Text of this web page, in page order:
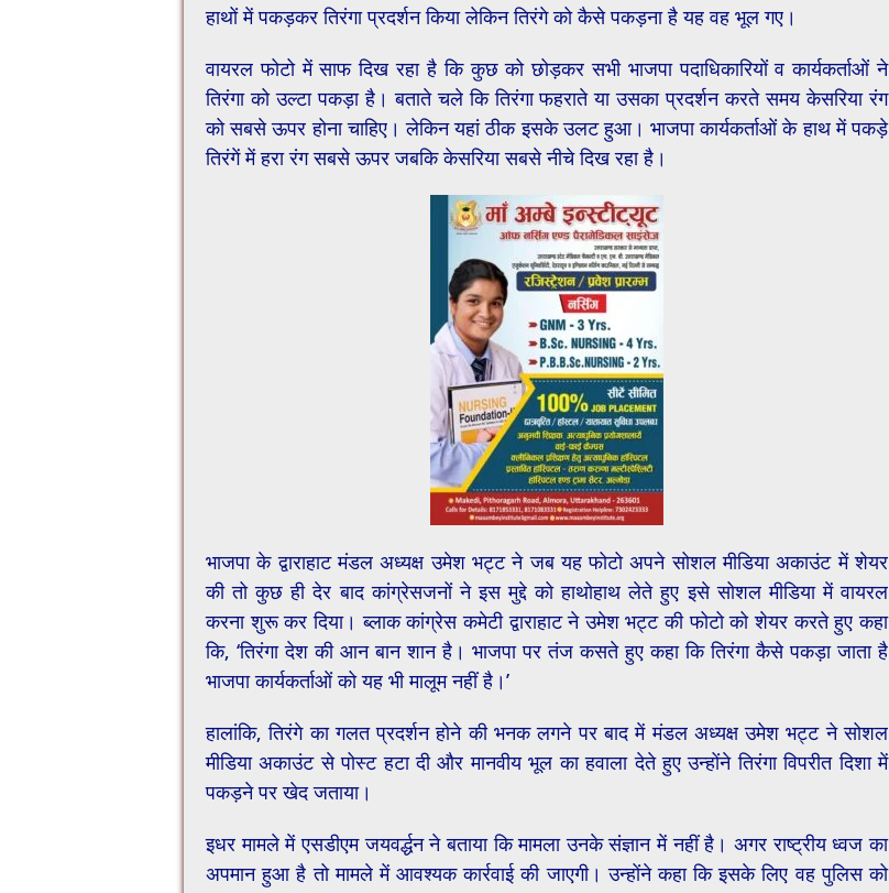
हाथों में पकड़कर तिरंगा प्रदर्शन किया लेकिन तिरंगे को कैसे पकड़ना है यह वह भूल गए।
वायरल फोटो में साफ दिख रहा है कि कुछ को छोड़कर सभी भाजपा पदाधिकारियों व कार्यकर्ताओं ने
तिरंगा को उल्टा पकड़ा है। बताते चले कि तिरंगा फहराते या उसका प्रदर्शन करते समय केसरिया रंग
को सबसे ऊपर होना चाहिए। लेकिन यहां ठीक इसके उलट हुआ। भाजपा कार्यकर्ताओं के हाथ में पकड़े
तिरंगें में हरा रंग सबसे ऊपर जबकि केसरिया सबसे नीचे दिख रहा है।
भाजपा के द्वाराहाट मंडल अध्यक्ष उमेश भट्ट ने जब यह फोटो अपने सोशल मीडिया अकाउंट में शेयर
की तो कुछ ही देर बाद कांग्रेसजनों ने इस मुद्दे को हाथोहाथ लेते हुए इसे सोशल मीडिया में वायरल
करना शुरू कर दिया। ब्लाक कांग्रेस कमेटी द्वाराहाट ने उमेश भट्ट की फोटो को शेयर करते हुए कहा
कि, ‘तिरंगा देश की आन बान शान है। भाजपा पर तंज कसते हुए कहा कि तिरंगा कैसे पकड़ा जाता है
भाजपा कार्यकर्ताओं को यह भी मालूम नहीं है।’
हालांकि, तिरंगे का गलत प्रदर्शन होने की भनक लगने पर बाद में मंडल अध्यक्ष उमेश भट्ट ने सोशल
मीडिया अकाउंट से पोस्ट हटा दी और मानवीय भूल का हवाला देते हुए उन्होंने तिरंगा विपरीत दिशा में
पकड़ने पर खेद जताया।
इधर मामले में एसडीएम जयवर्द्धन ने बताया कि मामला उनके संज्ञान में नहीं है। अगर राष्ट्रीय ध्वज का
अपमान हुआ है तो मामले में आवश्यक कार्रवाई की जाएगी। उन्होंने कहा कि इसके लिए वह पुलिस को